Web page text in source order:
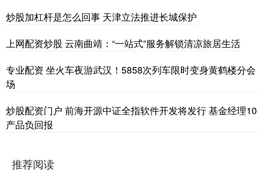
炒股加杠杆是怎么回事 天津立法推进长城保护
上网配资炒股 云南曲靖：“一站式”服务解锁清凉旅居生活
专业配资 坐火车夜游武汉！5858次列车限时变身黄鹤楼分会
场
炒股配资门户 前海开源中证全指软件开发将发行 基金经理10
产品负回报
推荐阅读